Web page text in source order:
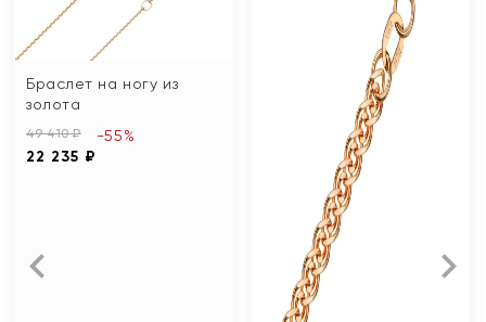
Браслет на ногу из
золота
49 410 ₽
22 235 ₽
-55%